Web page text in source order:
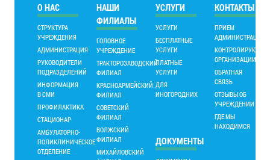
О НАС
СТРУКТУРА
УЧРЕЖДЕНИЯ
АДМИНИСТРАЦИЯ
РУКОВОДИТЕЛИ
ПОДРАЗДЕЛЕНИЙ
ИНФОРМАЦИЯ
В СМИ
ПРОФИЛАКТИКА
СТАЦИОНАР
АМБУЛАТОРНО-
ПОЛИКЛИНИЧЕСКОЕ
ОТДЕЛЕНИЕ
НАШИ
ФИЛИАЛЫ
ГОЛОВНОЕ
УЧРЕЖДЕНИЕ
ТРАКТОРОЗАВОДСКИЙ
ФИЛИАЛ
КРАСНОАРМЕЙСКИЙ
ФИЛИАЛ
СОВЕТСКИЙ
ФИЛИАЛ
ВОЛЖСКИЙ
ФИЛИАЛ
МИХАЙЛОВСКИЙ
УСЛУГИ
УСЛУГИ
БЕСПЛАТНЫЕ
УСЛУГИ
ПЛАТНЫЕ
УСЛУГИ
ДЛЯ
ИНОГОРОДНИХ
КОНТАКТЫ
ПРИЕМ
АДМИНИСТРАЦИИ
КОНТРОЛИРУЮЩИЕ
ОРГАНИЗАЦИИ
ОБРАТНАЯ
СВЯЗЬ
ОТЗЫВЫ ОБ
УЧРЕЖДЕНИИ
ГДЕ МЫ
НАХОДИМСЯ
ДОКУМЕНТЫ